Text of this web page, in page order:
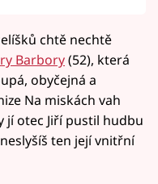
chtě nechtě
Barbory(52), která
obyčejná a
Na miskách vah
jí otec Jiří pustil hudbu
ten její vnitřní